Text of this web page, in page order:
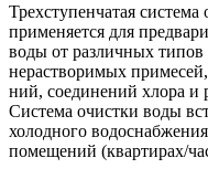
Трехступенчатая
применяется для
воды от различных типов
нерастворимых
ний, соединений хлора и
Система очистки воды
холодного
помещений (квартирах/